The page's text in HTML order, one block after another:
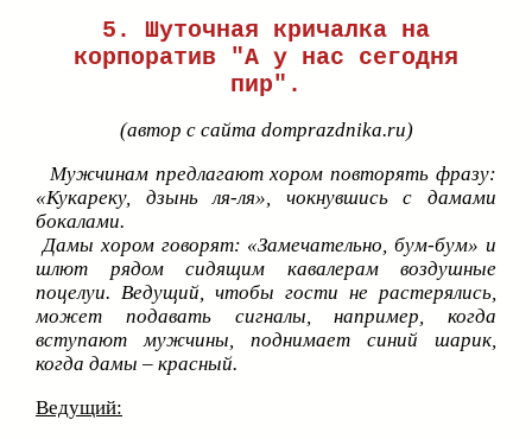
5. Шуточная кричалка на
корпоратив "А у нас сегодня
пир".
(автор с сайта domprazdnika.ru)
Мужчинам предлагают хором повторять фразу:
«Кукареку, дзынь ля-ля», чокнувшись с дамами
бокалами.
Дамы хором говорят: «Замечательно, бум-бум» и
шлют рядом сидящим кавалерам воздушные
поцелуи. Ведущий, чтобы гости не растерялись,
может подавать сигналы, например, когда
вступают мужчины, поднимает синий шарик,
когда дамы – красный.
Ведущий: